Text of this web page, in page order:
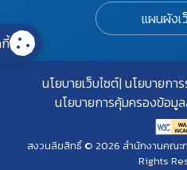
แผนผังเ
นโยบายเว็บไซต์ นโยบายกา
นโยบายการคุ้มครองข้อมู
สงวนลิขสิทธิ์ © 2026 สำนักงานคณะ
Rights